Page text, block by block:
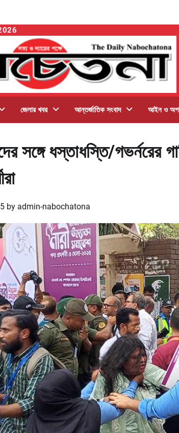
জেলার খবর আন্তর্জাতিক সংবাদ আইন ও
সঙ্গে ধস্তাধস্তি/গভর্নরের
by admin-nabochatona